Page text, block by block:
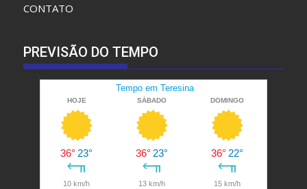
CONTATO
PREVISÃO DO TEMPO